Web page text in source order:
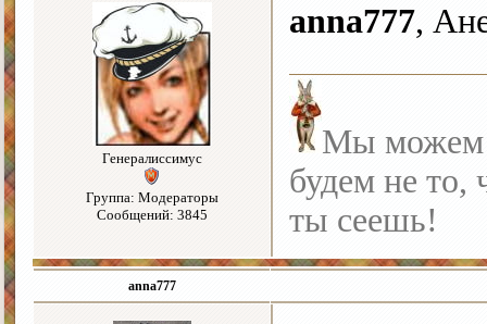
Генералиссимус
Группа: Модераторы
Сообщений: 3845
anna777,
Мы можем
будем не то,
ты сеешь!
anna777